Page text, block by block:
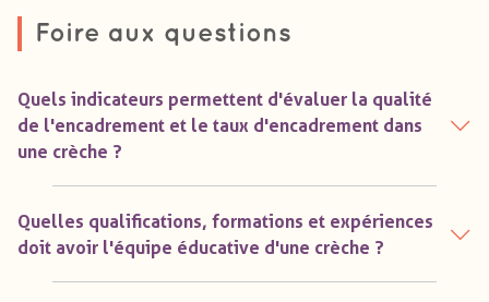
Foire aux questions
Quels indicateurs permettent d'évaluer la qualité
de l'encadrement et le taux d'encadrement dans
une crèche ?
Quelles qualifications, formations et expériences
doit avoir l'équipe éducative d'une crèche ?